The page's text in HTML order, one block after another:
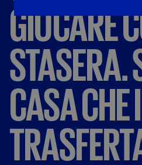
GIOCARE
STASERA.
CASACHE